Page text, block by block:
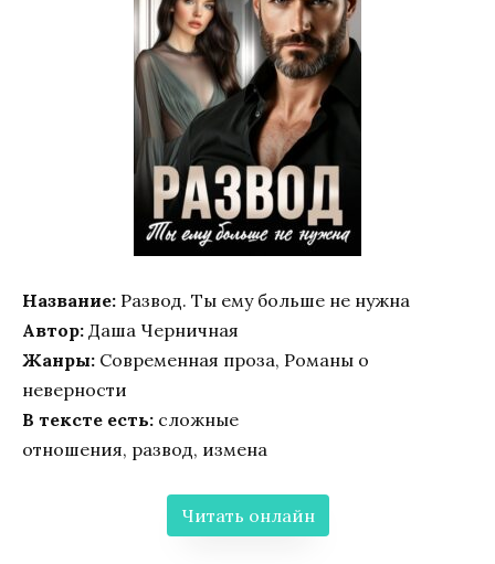
Название: Развод. Ты ему больше не нужна
Автор: Даша Черничная
Жанры: Современная проза, Романы о
неверности
В тексте есть: сложные
отношения, развод, измена
Читать онлайн